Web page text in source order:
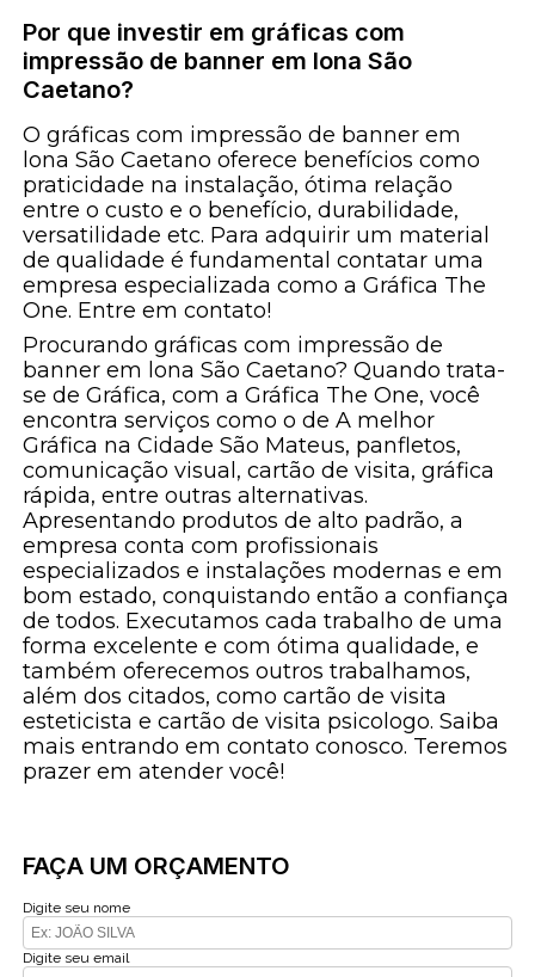
Por que investir em gráficas com
impressão de banner em lona São
Caetano?
O gráficas com impressão de banner em
lona São Caetano oferece benefícios como
praticidade na instalação, ótima relação
entre o custo e o benefício, durabilidade,
versatilidade etc. Para adquirir um material
de qualidade é fundamental contatar uma
empresa especializada como a Gráfica The
One. Entre em contato!
Procurando gráficas com impressão de
banner em lona São Caetano? Quando trata-
se de Gráfica, com a Gráfica The One, você
encontra serviços como o de A melhor
Gráfica na Cidade São Mateus, panfletos,
comunicação visual, cartão de visita, gráfica
rápida, entre outras alternativas.
Apresentando produtos de alto padrão, a
empresa conta com profissionais
especializados e instalações modernas e em
bom estado, conquistando então a confiança
de todos. Executamos cada trabalho de uma
forma excelente e com ótima qualidade, e
também oferecemos outros trabalhamos,
além dos citados, como cartão de visita
esteticista e cartão de visita psicologo. Saiba
mais entrando em contato conosco. Teremos
prazer em atender você!
FAÇA UM ORÇAMENTO
Digite seu nome
Digite seu email